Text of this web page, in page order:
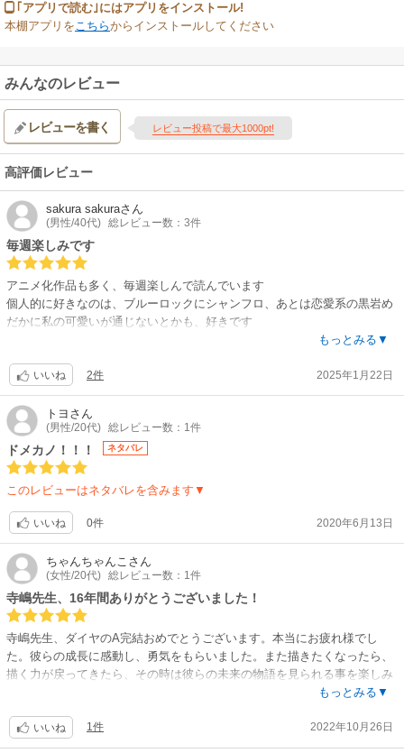
｢アプリで読む｣にはアプリをインストール!
本棚アプリをこちらからインストールしてください
みんなのレビュー
レビューを書く レビュー投稿で最大1000pt!
高評価レビュー
sakura sakuraさん
(男性/40代) 総レビュー数：3件
毎週楽しみです
アニメ化作品も多く、毎週楽しんで読んでいます
個人的に好きなのは、ブルーロックにシャンフロ、あとは恋愛系の黒岩め
だかに私の可愛いが通じないとかも、好きです
あと、本は基本紙派ですが、雑誌はどうしてもかさばるのと、全て残せる
もっとみる▼
いいね 2件 2025年1月22日
トヨ さん
(男性/20代) 総レビュー数：1件
ドメカノ！！！ ネタバレ
このレビューはネタバレを含みます▼
いいね 0件 2020年6月13日
ちゃんちゃんこ さん
(女性/20代) 総レビュー数：1件
寺嶋先生、16年間ありがとうございました！
寺嶋先生、ダイヤのA完結おめでとうございます。本当にお疲れ様でし
た。彼らの成長に感動し、勇気をもらいました。また描きたくなったら、
描く力が戻ってきたら、その時は彼らの未来の物語を見られる事を楽しみ
もっとみる▼
いいね 1件 2022年10月26日